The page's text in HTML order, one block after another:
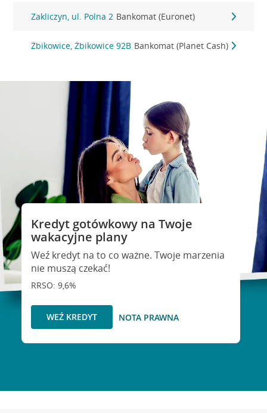
Zakliczyn, ul. Polna 2 Bankomat (Euronet)
Żbikowice, Żbikowice 92B Bankomat (Planet Cash)
Kredyt gotówkowy na Twoje
wakacyjne plany
Weź kredyt na to co ważne. Twoje marzenia
nie muszą czekać!
RRSO: 9,6%
WEŹ KREDYT NOTA PRAWNA